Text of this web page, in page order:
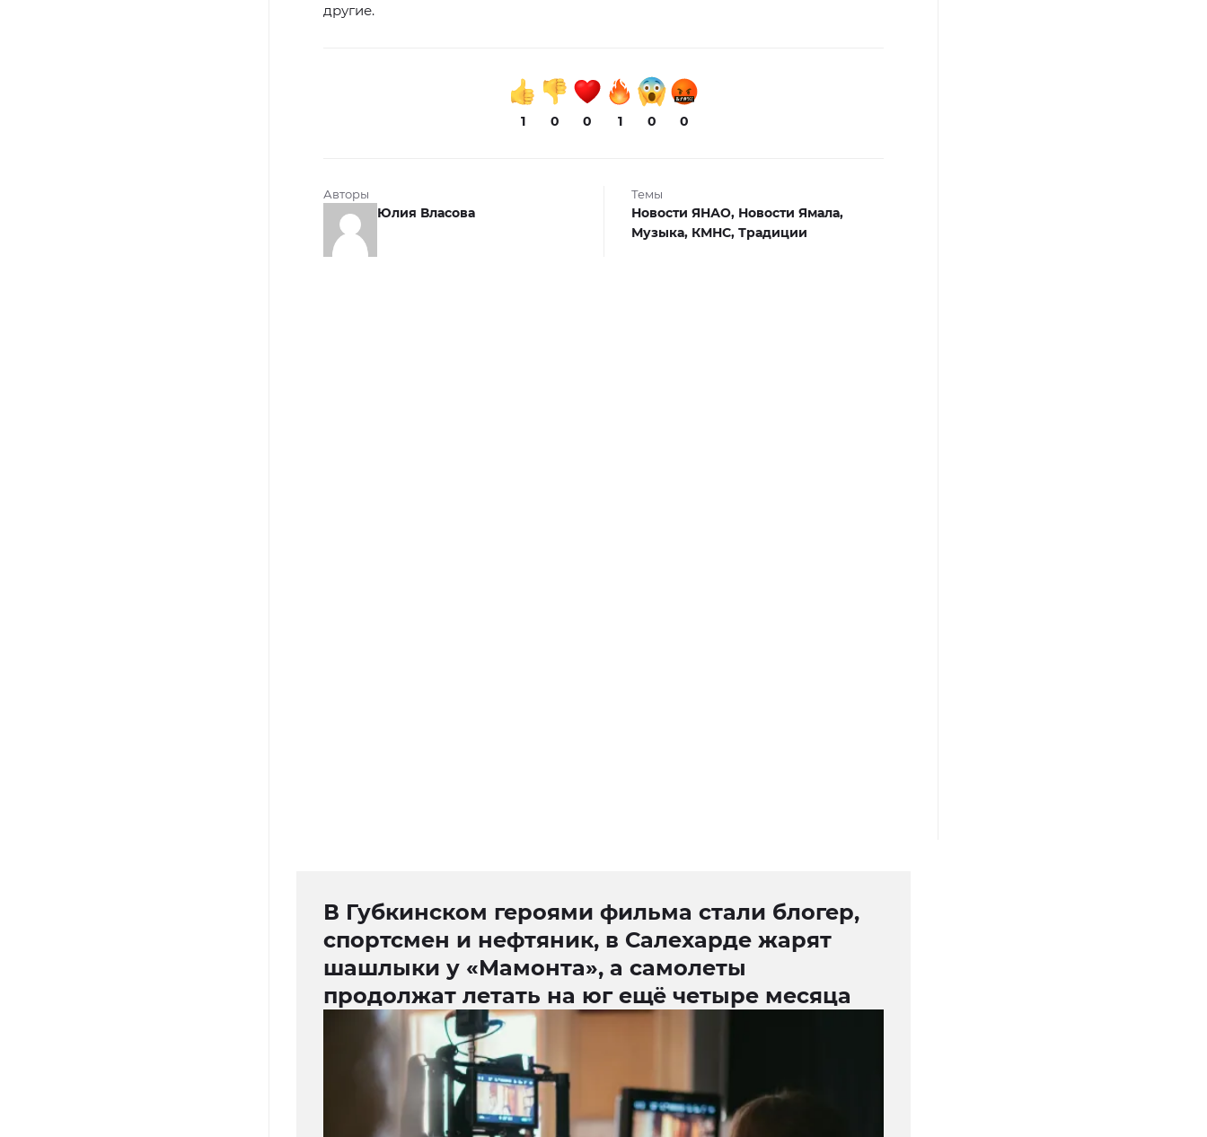
другие.
1 0 0 1 0 0
Авторы
Юлия Власова
Темы
Новости ЯНАО, Новости Ямала,
Музыка, КМНС, Традиции
В Губкинском героями фильма стали блогер,
спортсмен и нефтяник, в Салехарде жарят
шашлыки у «Мамонта», а самолеты
продолжат летать на юг ещё четыре месяца